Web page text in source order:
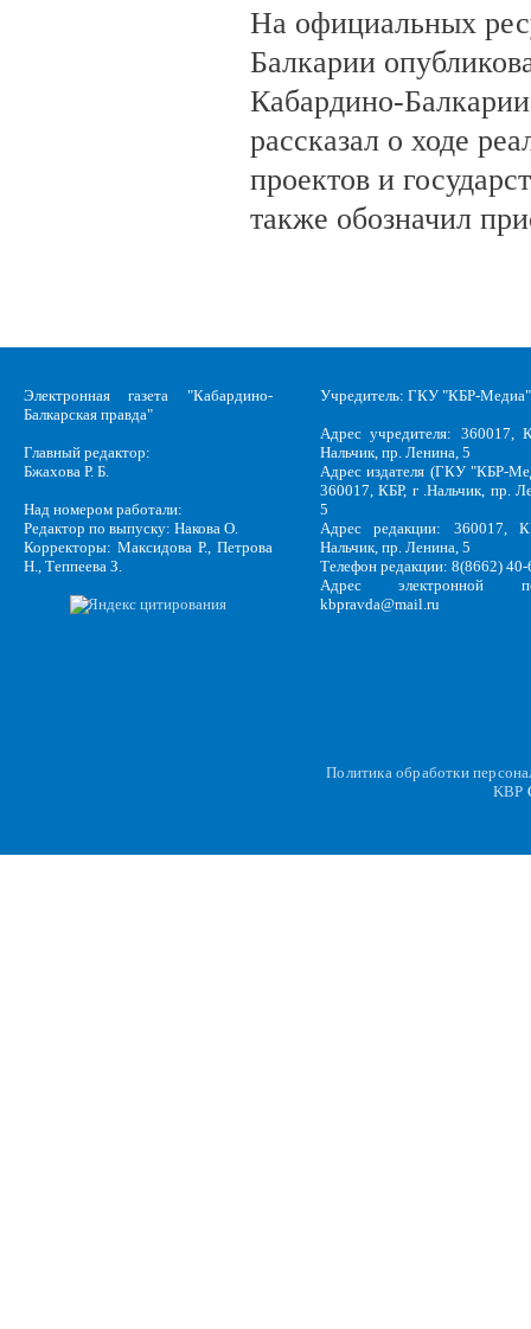
На официальных
Балкарии
Кабардино-
рассказал о ходе
проектов и
также обозначил
Электронная газета "Кабардино-
Балкарская правда"
Главный редактор:
Бжахова Р. Б.
Над номером работали:
Редактор по выпуску: Накова О.
Корректоры: Максидова Р., Петрова
Н., Теппеева З.
Учредитель: ГКУ "КБР-Медиа"
Адрес учредителя: 360017,
Нальчик, пр. Ленина, 5
Адрес издателя (ГКУ "КБР-
360017, КБР, г .Нальчик, пр.
5
Адрес редакции: 360017,
Нальчик, пр. Ленина, 5
Телефон редакции: 8(8662)
Адрес электронной
kbpravda@mail.ru
Политика обработки
KBP